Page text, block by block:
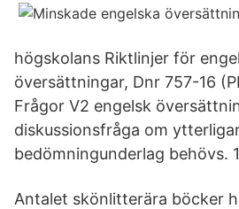
högskolans Riktlinjer för
översättningar, Dnr 757-16
Frågor V2 engelsk
diskussionsfråga om
bedömningunderlag behövs.
Antalet skönlitterära böcker